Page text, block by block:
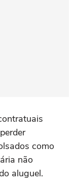
como
não
aluguel.